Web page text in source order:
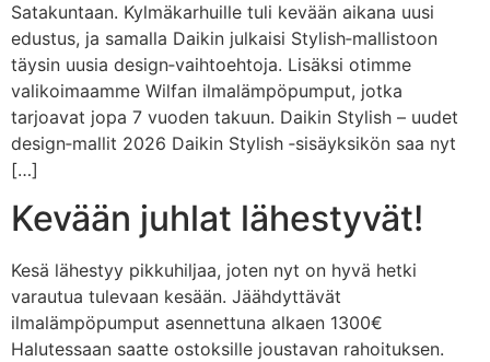
Satakuntaan. Kylmäkarhuille tuli kevään aikana uusi
edustus, ja samalla Daikin julkaisi Stylish‑mallistoon
täysin uusia design‑vaihtoehtoja. Lisäksi otimme
valikoimaamme Wilfan ilmalämpöpumput, jotka
tarjoavat jopa 7 vuoden takuun. Daikin Stylish – uudet
design‑mallit 2026 Daikin Stylish ‑sisäyksikön saa nyt
[…]
Kevään juhlat lähestyvät!
Kesä lähestyy pikkuhiljaa, joten nyt on hyvä hetki
varautua tulevaan kesään. Jäähdyttävät
ilmalämpöpumput asennettuna alkaen 1300€
Halutessaan saatte ostoksille joustavan rahoituksen.